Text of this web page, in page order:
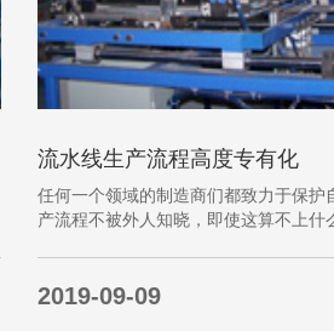
流水线生产流程高度专有化
任何一个领域的制造商们都致力于保护
产流程不被外人知晓，即使这算不上什
竞争的能力。在医疗产品领域当然更是
2019-09-09